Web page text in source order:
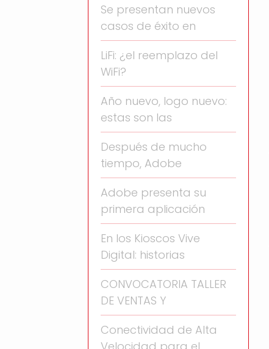
Se presentan nuevos
casos de éxito en
LiFi: ¿el reemplazo del
WiFi?
Año nuevo, logo nuevo:
estas son las
Después de mucho
tiempo, Adobe
Adobe presenta su
primera aplicación
En los Kioscos Vive
Digital: historias
CONVOCATORIA TALLER
DE VENTAS Y
Conectividad de Alta